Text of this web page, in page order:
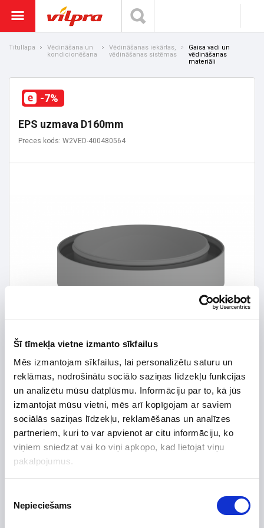
Šī tīmekļa vietne izmanto sīkfailus
Mēs izmantojam sīkfailus, lai personalizētu saturu un
reklāmas, nodrošinātu sociālo saziņas līdzekļu funkcijas
un analizētu mūsu datplūsmu. Informāciju par to, kā jūs
izmantojat mūsu vietni, mēs arī kopīgojam ar saviem
sociālās saziņas līdzekļu, reklamēšanas un analīzes
partneriem, kuri to var apvienot ar citu informāciju, ko
viņiem sniedzat vai ko viņi apkopo, kad lietojat viņu
pakalpojumus.
izvēle
Nepieciešams
Titullapa
Vēdināšana un
kondicionēšana
Vēdināšanas iekārtas,
vēdināšanas sistēmas
Gaisa vadi un
vēdināšanas
materiāli
-7%
EPS uzmava D160mm
Preces kods: W2VED-400480564
7,64 € *
8,22 € *Detalizētāku informāciju un cenu meklēt